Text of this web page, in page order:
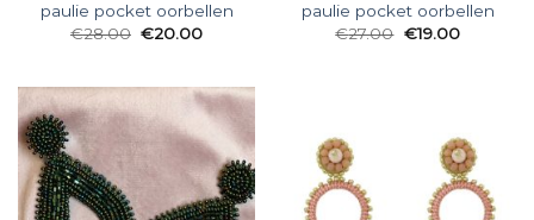
paulie pocket oorbellen
€28.00 €20.00
paulie pocket oorbellen
€27.00 €19.00